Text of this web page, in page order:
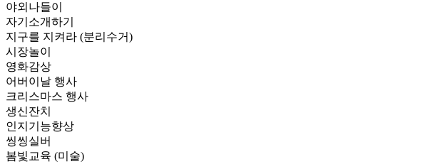
야외나들이
자기소개하기
지구를 지켜라 (분리수거)
시장놀이
영화감상
어버이날 행사
크리스마스 행사
생신잔치
인지기능향상
씽씽실버
봄빛교육 (미술)